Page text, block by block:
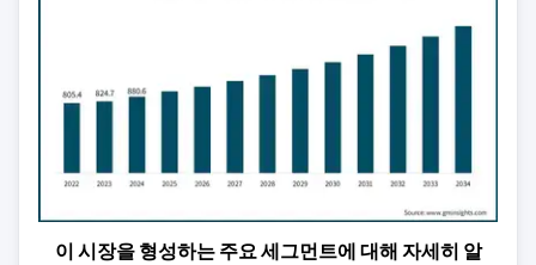
이 시장을 형성하는 주요 세그먼트에 대해 자세히 알